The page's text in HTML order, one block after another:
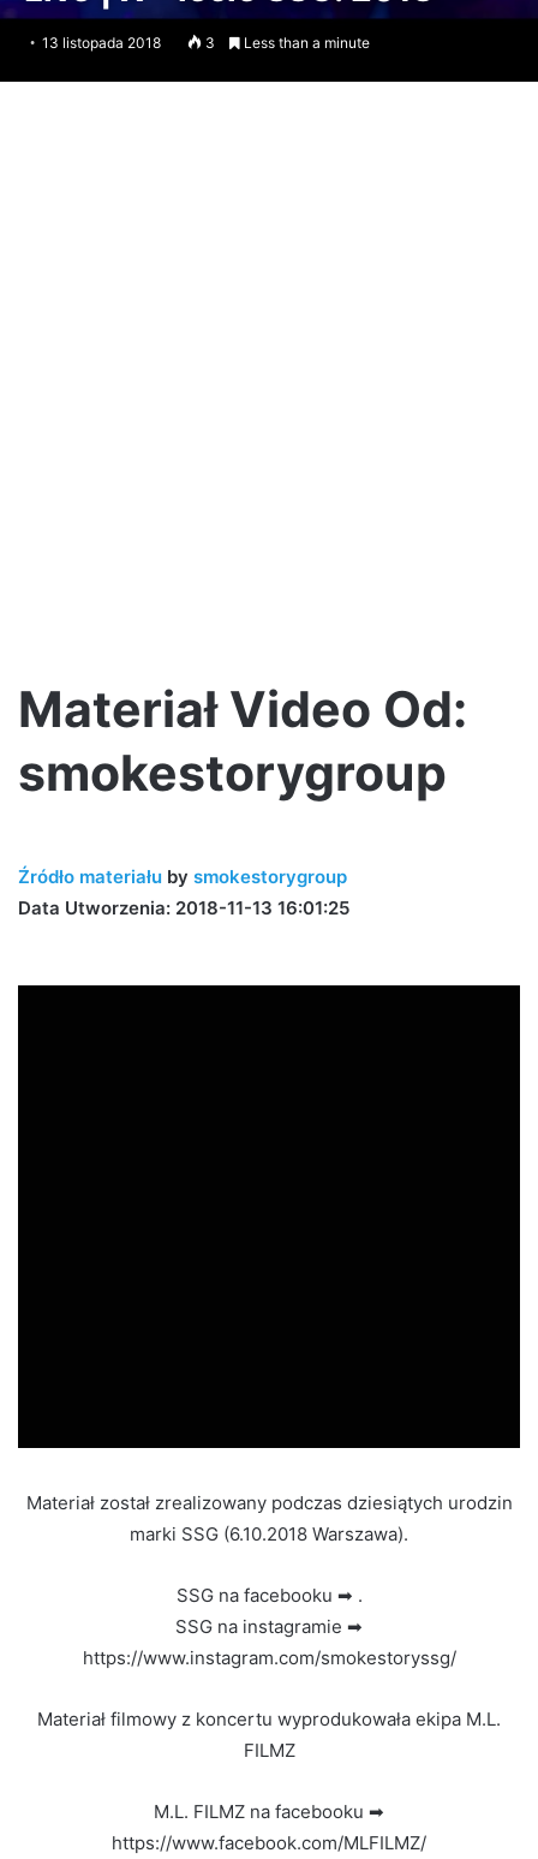
13 listopada 2018 3 Less than a minute
Materiał Video Od:
smokestorygroup
Źródło materiału by smokestorygroup
Data Utworzenia: 2018-11-13 16:01:25
Materiał został zrealizowany podczas dziesiątych urodzin
marki SSG (6.10.2018 Warszawa).
SSG na facebooku ➡ .
SSG na instagramie ➡
https://www.instagram.com/smokestoryssg/
Materiał filmowy z koncertu wyprodukowała ekipa M.L.
FILMZ
M.L. FILMZ na facebooku ➡
https://www.facebook.com/MLFILMZ/